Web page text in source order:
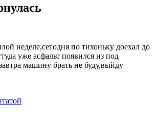
неделе,сегодня по тихоньку доехал до
уже асфальт появился из под
машину брать не буду,выйду